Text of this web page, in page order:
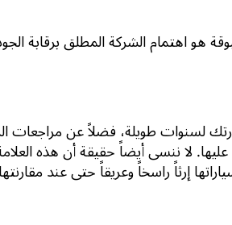
هو اهتمام الشركة المطلق برقابة
لسنوات طويلة، فضلاً عن مراجعات
لا ننسى أيضاً حقيقة أن هذه
إرثاً راسخاً وعريقاً حتى عند